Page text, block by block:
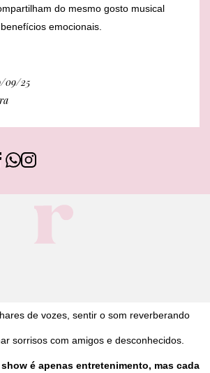
do mesmo gosto musical
emocionais.
09/25
de vozes, sentir o som reverberando
sorrisos com amigos e desconhecidos.
show é apenas entretenimento, mas cada